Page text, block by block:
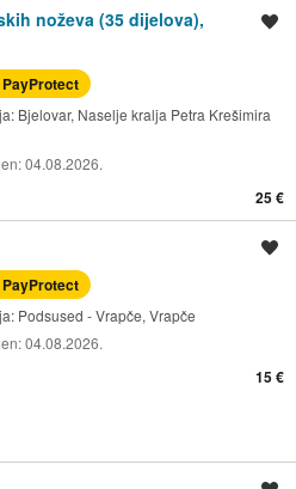
noževa (35 dijelova),
PayProtect
Bjelovar, Naselje kralja Petra Krešimira
04.08.2026.
25 €
PayProtect
Podsused - Vrapče, Vrapče
04.08.2026.
15 €